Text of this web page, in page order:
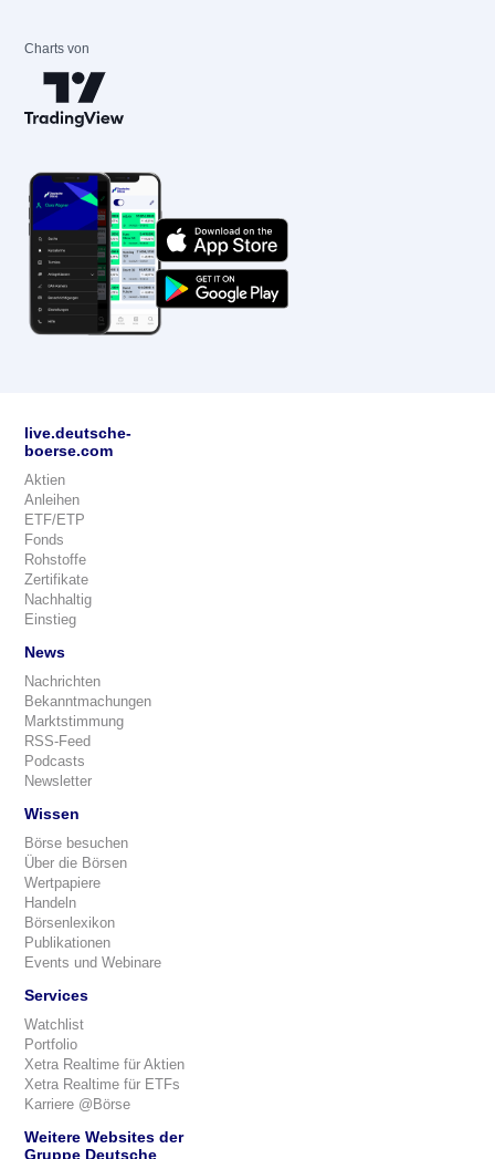
Charts von
live.deutsche-
boerse.com
Aktien
Anleihen
ETF/ETP
Fonds
Rohstoffe
Zertifikate
Nachhaltig
Einstieg
News
Nachrichten
Bekanntmachungen
Marktstimmung
RSS-Feed
Podcasts
Newsletter
Wissen
Börse besuchen
Über die Börsen
Wertpapiere
Handeln
Börsenlexikon
Publikationen
Events und Webinare
Services
Watchlist
Portfolio
Xetra Realtime für Aktien
Xetra Realtime für ETFs
Karriere @Börse
Weitere Websites der
Gruppe Deutsche